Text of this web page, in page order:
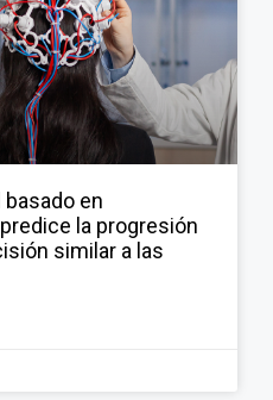
en
la progresión
similar a las